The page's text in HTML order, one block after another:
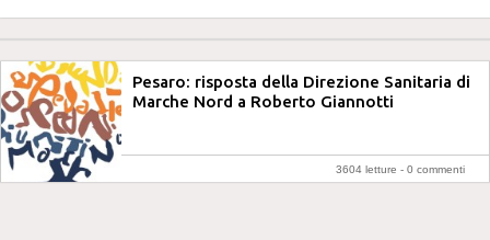
Pesaro: risposta della Direzione Sanitaria di
Marche Nord a Roberto Giannotti
3604 letture - 0 commenti